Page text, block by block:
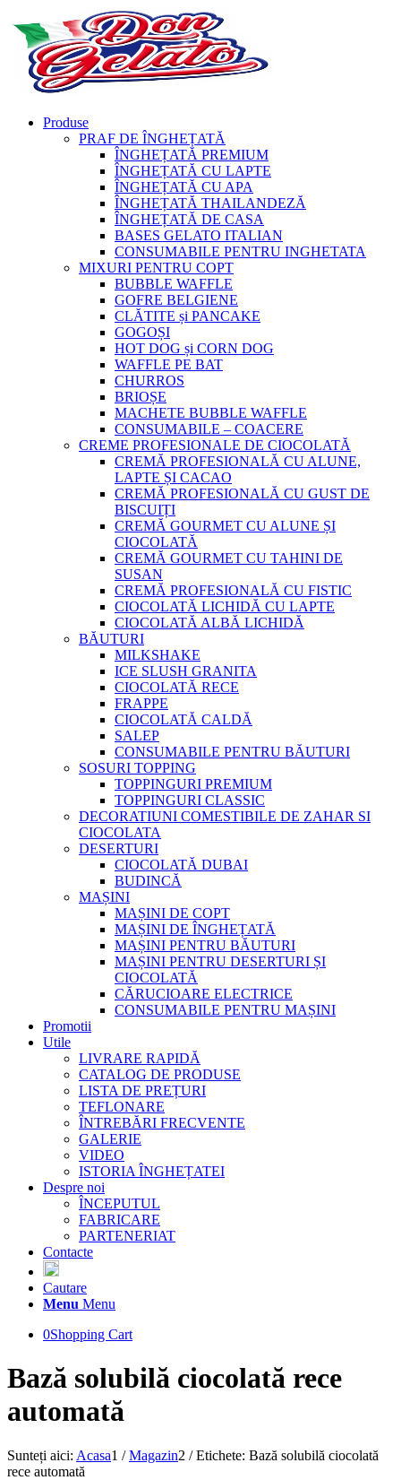
Produse
PRAF DE ÎNGHEȚATĂ
ÎNGHEȚATĂ PREMIUM
ÎNGHEȚATĂ CU LAPTE
ÎNGHEȚATĂ CU APA
ÎNGHEȚATĂ THAILANDEZĂ
ÎNGHEȚATĂ DE CASA
BASES GELATO ITALIAN
CONSUMABILE PENTRU INGHETATA
MIXURI PENTRU COPT
BUBBLE WAFFLE
GOFRE BELGIENE
CLĂTITE și PANCAKE
GOGOȘI
HOT DOG și CORN DOG
WAFFLE PE BAT
CHURROS
BRIOȘE
MACHETE BUBBLE WAFFLE
CONSUMABILE – COACERE
CREME PROFESIONALE DE CIOCOLATĂ
CREMĂ PROFESIONALĂ CU ALUNE,
LAPTE ȘI CACAO
CREMĂ PROFESIONALĂ CU GUST DE
BISCUIȚI
CREMĂ GOURMET CU ALUNE ȘI
CIOCOLATĂ
CREMĂ GOURMET CU TAHINI DE
SUSAN
CREMĂ PROFESIONALĂ CU FISTIC
CIOCOLATĂ LICHIDĂ CU LAPTE
CIOCOLATĂ ALBĂ LICHIDĂ
BĂUTURI
MILKSHAKE
ICE SLUSH GRANITA
CIOCOLATĂ RECE
FRAPPE
CIOCOLATĂ CALDĂ
SALEP
CONSUMABILE PENTRU BĂUTURI
SOSURI TOPPING
TOPPINGURI PREMIUM
TOPPINGURI CLASSIC
DECORATIUNI COMESTIBILE DE ZAHAR SI
CIOCOLATA
DESERTURI
CIOCOLATĂ DUBAI
BUDINCĂ
MAȘINI
MAȘINI DE COPT
MAȘINI DE ÎNGHEȚATĂ
MAȘINI PENTRU BĂUTURI
MAȘINI PENTRU DESERTURI ȘI
CIOCOLATĂ
CĂRUCIOARE ELECTRICE
CONSUMABILE PENTRU MAȘINI
Promotii
Utile
LIVRARE RAPIDĂ
CATALOG DE PRODUSE
LISTA DE PREȚURI
TEFLONARE
ÎNTREBĂRI FRECVENTE
GALERIE
VIDEO
ISTORIA ÎNGHEȚATEI
Despre noi
ÎNCEPUTUL
FABRICARE
PARTENERIAT
Contacte
Cautare
Menu Menu
0Shopping Cart
Bază solubilă ciocolată rece
automată
Sunteți aici: Acasa1 / Magazin2 / Etichete: Bază solubilă ciocolată
rece automată